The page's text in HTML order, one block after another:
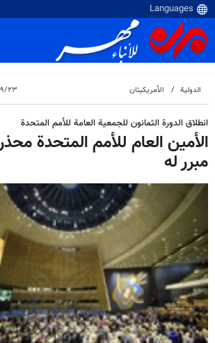
الدولية الأمريكيتان ٢٣‏/٠٩‏/٢٠٢٥، ٤:٥٢ م
انطلاق الدورة الثمانون للجمعية العامة للأمم المتحدة
الأمين العام للأمم المتحدة
مبرر له